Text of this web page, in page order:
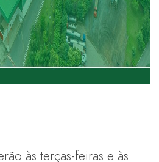
às terças-feiras e às